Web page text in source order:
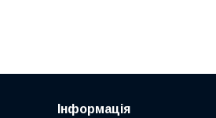
Інформація